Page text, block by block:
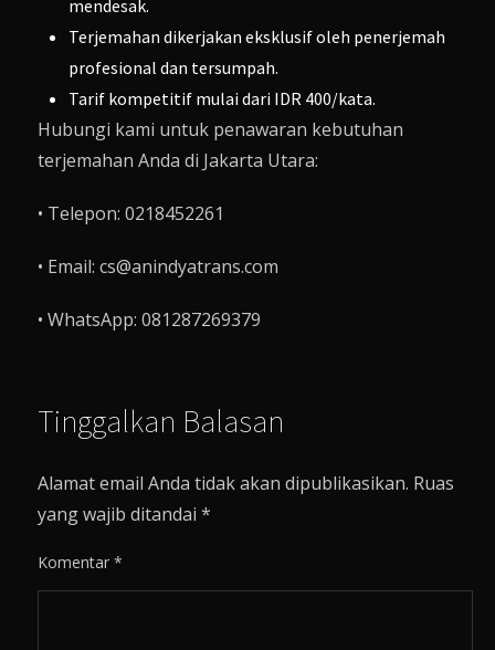
mendesak.
Terjemahan dikerjakan eksklusif oleh penerjemah
profesional dan tersumpah.
Tarif kompetitif mulai dari IDR 400/kata.
Hubungi kami untuk penawaran kebutuhan
terjemahan Anda di Jakarta Utara:
• Telepon: 0218452261
• Email: cs@anindyatrans.com
• WhatsApp: 081287269379
Tinggalkan Balasan
Alamat email Anda tidak akan dipublikasikan. Ruas
yang wajib ditandai*
Komentar*